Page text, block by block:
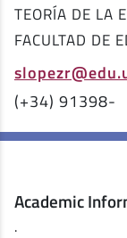
TEORÍA DE LA
FACULTAD DE
(+34) 91398-
Academic
.